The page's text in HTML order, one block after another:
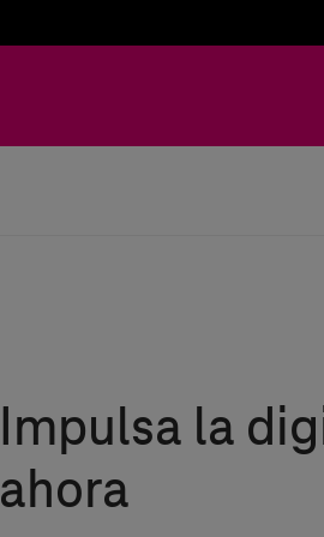
Impulsa la
ahora